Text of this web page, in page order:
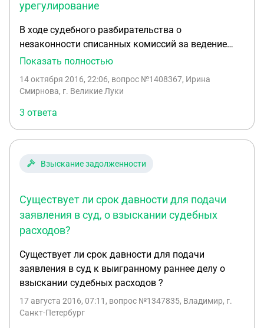
первой инстанции действительно нет полномочий
заявлений при пропуске срока?
урегулирование
В ходе судебного разбирательства о
незаконности списанных комиссий за ведение
счёта вклада, на стадии апелляции банк вернул
подачи претензии). Апеллянт (физ. лицо -
представителя уточнил требования, исключив
добровольные выплаты. Претензия подана
19.12.2015 ., иск в суд подан 11.04.2016 г. Вопрос:
как юридически обосновать требование о
возмещении юридических расходов на стадии до
оставшаяся без ответа, составление жалобы в ЦБ
РФ, в ответ на которую банк выразил желание
вернуть деньги, но.... вернул только после подачи
против всех требований истца;, консультация
юриста по вопросу возврата денег). На какие
законодательные акты ссылаться? С уважением
Ирина.
Показать полностью
14 октября 2016, 22:06, вопрос №1408367, Ирина
Смирнова, г. Великие Луки
3 ответа
Взыскание задолженности
Существует ли срок давности для подачи
заявления в суд, о взыскании судебных
расходов?
Существует ли срок давности для подачи
заявления в суд к выигранному раннее делу о
взыскании судебных расходов ?
17 августа 2016, 07:11 , вопрос №1347835, Владимир, г.
Санкт-Петербург